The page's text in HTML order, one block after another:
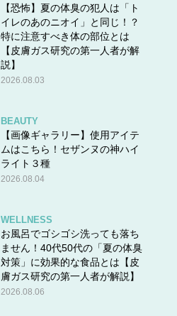
【恐怖】夏の体臭の犯人は「ト
イレのあのニオイ」と同じ！？
特に注意すべき体の部位とは
【皮膚ガス研究の第一人者が解
説】
2026.08.03
BEAUTY
【画像ギャラリー】使用アイテ
ムはこちら！セザンヌの神ハイ
ライト３種
2026.08.04
WELLNESS
お風呂でゴシゴシ洗っても落ち
ません！40代50代の「夏の体臭
対策」に効果的な食品とは【皮
膚ガス研究の第一人者が解説】
2026.08.06